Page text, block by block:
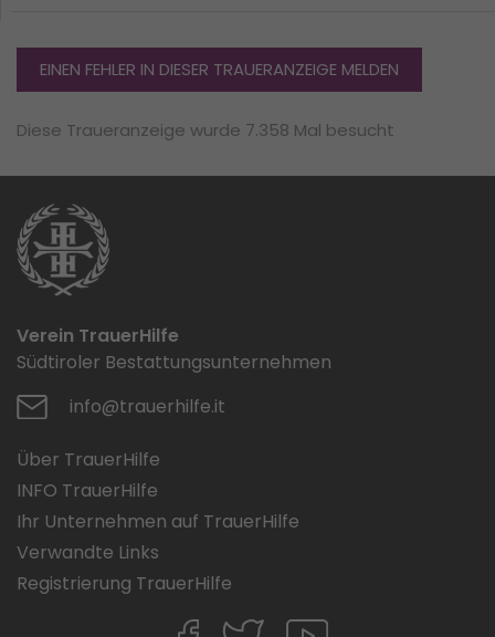
EINEN FEHLER IN DIESER TRAUERANZEIGE MELDEN
Diese Traueranzeige wurde 7.358 Mal besucht
Verein TrauerHilfe
Südtiroler Bestattungsunternehmen
info@trauerhilfe.it
Über TrauerHilfe
INFO TrauerHilfe
Ihr Unternehmen auf TrauerHilfe
Verwandte Links
Registrierung TrauerHilfe